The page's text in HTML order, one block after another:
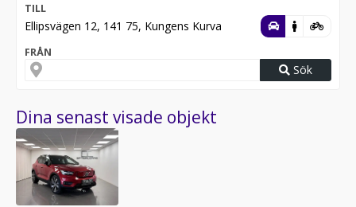
TILL
Ellipsvägen 12, 141 75, Kungens Kurva
FRÅN
Sök
Dina senast visade objekt